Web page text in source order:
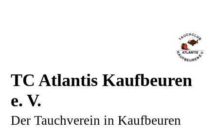
TC Atlantis Kaufbeuren
e. V.
Der Tauchverein in Kaufbeuren